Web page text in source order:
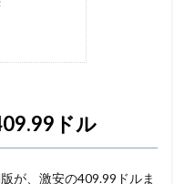
ドル
が、激安の409.99ドルま